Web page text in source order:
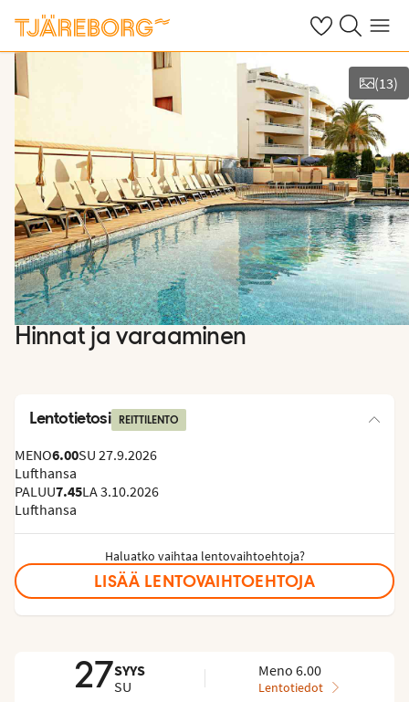
OmatHaku Valikko
Näytä kuvia
(13)
Hinnat ja varaaminen
Lentotietosi REITTILENTO
MENO6.00SU 27.9.2026
Lufthansa
PALUU7.45LA 3.10.2026
Lufthansa
Haluatko vaihtaa lentovaihtoehtoja?
LISÄÄ LENTOVAIHTOEHTOJA
27SYYS
SU
Meno 6.00
Lentotiedot